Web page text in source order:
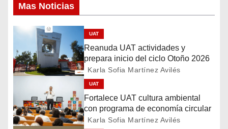
e
g
a
c
i
ó
Mas Noticias
UAT
Reanuda UAT actividades y
prepara inicio del ciclo Otoño 2026
Karla Sofia Martínez Avilés
UAT
Fortalece UAT cultura ambiental
con programa de economía circular
Karla Sofia Martínez Avilés